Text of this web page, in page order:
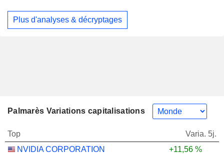
Plus d'analyses & décryptages
Palmarès Variations capitalisations
Top
Varia. 5j.
NVIDIA CORPORATION
+11,56 %